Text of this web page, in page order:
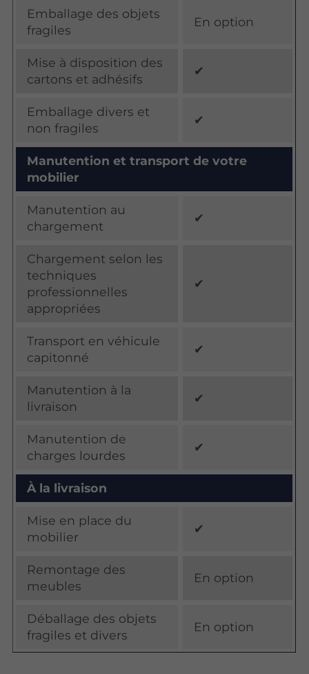
Emballage des objets
fragiles
En option
Mise à disposition des
cartons et adhésifs
✔
Emballage divers et
non fragiles
✔
Manutention et transport de votre
mobilier
Manutention au
chargement
✔
Chargement selon les
techniques
professionnelles
appropriées
✔
Transport en véhicule
capitonné
✔
Manutention à la
livraison
✔
Manutention de
charges lourdes
✔
À la livraison
Mise en place du
mobilier
✔
Remontage des
meubles
En option
Déballage des objets
fragiles et divers
En option